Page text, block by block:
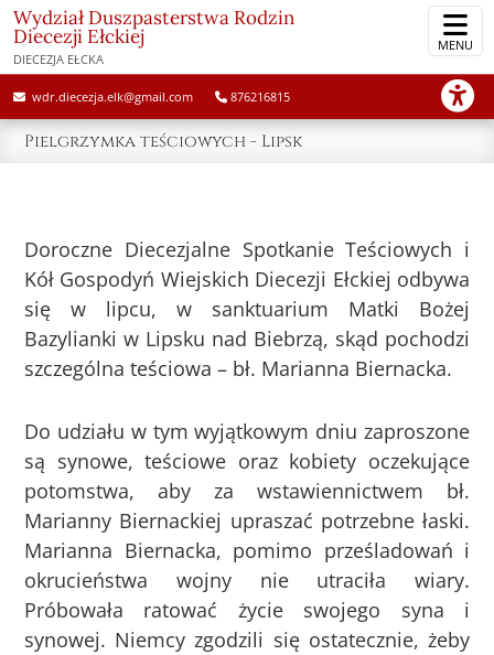
wdr.diecezja.elk@gmail.com 876216815
Wydział Duszpasterstwa Rodzin
Diecezji Ełckiej
DIECEZJA EŁCKA
MENU
Pielgrzymka teściowych - Lipsk
Doroczne Diecezjalne Spotkanie Teściowych i
Kół Gospodyń Wiejskich Diecezji Ełckiej odbywa
się w lipcu, w sanktuarium Matki Bożej
Bazylianki w Lipsku nad Biebrzą, skąd pochodzi
szczególna teściowa – bł. Marianna Biernacka.
Do udziału w tym wyjątkowym dniu zaproszone
są synowe, teściowe oraz kobiety oczekujące
potomstwa, aby za wstawiennictwem bł.
Marianny Biernackiej upraszać potrzebne łaski.
Marianna Biernacka, pomimo prześladowań i
okrucieństwa wojny nie utraciła wiary.
Próbowała ratować życie swojego syna i
synowej. Niemcy zgodzili się ostatecznie, żeby